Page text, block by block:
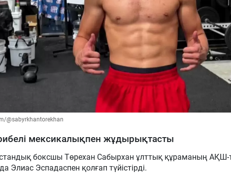
@sabyrkhantorekhan
мексикалықпен жұдырықтасты
боксшы Төрехан Сабырхан ұлттық құраманың
Элиас Эспадаспен қолғап түйістірді.